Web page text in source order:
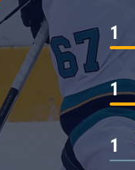
Драконы
1
1
1